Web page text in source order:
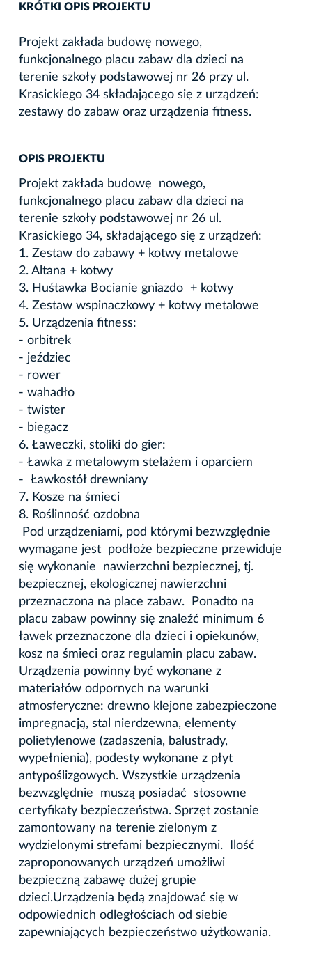
KRÓTKI OPIS PROJEKTU
Projekt zakłada budowę nowego,
funkcjonalnego placu zabaw dla dzieci na
terenie szkoły podstawowej nr 26 przy ul.
Krasickiego 34 składającego się z urządzeń:
zestawy do zabaw oraz urządzenia fitness.
OPIS PROJEKTU
Projekt zakłada budowę nowego,
funkcjonalnego placu zabaw dla dzieci na
terenie szkoły podstawowej nr 26 ul.
Krasickiego 34, składającego się z urządzeń:
1. Zestaw do zabawy + kotwy metalowe
2. Altana + kotwy
3. Huśtawka Bocianie gniazdo + kotwy
4. Zestaw wspinaczkowy + kotwy metalowe
5. Urządzenia fitness:
- orbitrek
- jeździec
- rower
- wahadło
- twister
- biegacz
6. Ławeczki, stoliki do gier:
- Ławka z metalowym stelażem i oparciem
- Ławkostół drewniany
7. Kosze na śmieci
8. Roślinność ozdobna
Pod urządzeniami, pod którymi bezwzględnie
wymagane jest podłoże bezpieczne przewiduje
się wykonanie nawierzchni bezpiecznej, tj.
bezpiecznej, ekologicznej nawierzchni
przeznaczona na place zabaw. Ponadto na
placu zabaw powinny się znaleźć minimum 6
ławek przeznaczone dla dzieci i opiekunów,
kosz na śmieci oraz regulamin placu zabaw.
Urządzenia powinny być wykonane z
materiałów odpornych na warunki
atmosferyczne: drewno klejone zabezpieczone
impregnacją, stal nierdzewna, elementy
polietylenowe (zadaszenia, balustrady,
wypełnienia), podesty wykonane z płyt
antypoślizgowych. Wszystkie urządzenia
bezwzględnie muszą posiadać stosowne
certyfikaty bezpieczeństwa. Sprzęt zostanie
zamontowany na terenie zielonym z
wydzielonymi strefami bezpiecznymi. Ilość
zaproponowanych urządzeń umożliwi
bezpieczną zabawę dużej grupie
dzieci.Urządzenia będą znajdować się w
odpowiednich odległościach od siebie
zapewniających bezpieczeństwo użytkowania.